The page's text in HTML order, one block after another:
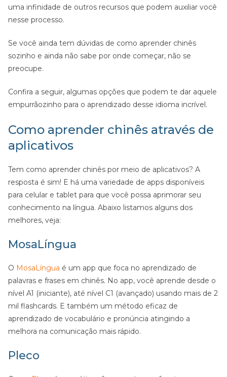
uma infinidade de outros recursos que podem auxiliar você
nesse processo.
Se você ainda tem dúvidas de como aprender chinês
sozinho e ainda não sabe por onde começar, não se
preocupe.
Confira a seguir, algumas opções que podem te dar aquele
empurrãozinho para o aprendizado desse idioma incrível.
Como aprender chinês através de
aplicativos
Tem como aprender chinês por meio de aplicativos? A
resposta é sim! E há uma variedade de apps disponíveis
para celular e tablet para que você possa aprimorar seu
conhecimento na língua. Abaixo listamos alguns dos
melhores, veja:
MosaLíngua
O MosaLíngua é um app que foca no aprendizado de
palavras e frases em chinês. No app, você aprende desde o
nível A1 (iniciante), até nível C1 (avançado) usando mais de 2
mil flashcards. E também um método eficaz de
aprendizado de vocabulário e pronúncia atingindo a
melhora na comunicação mais rápido.
Pleco